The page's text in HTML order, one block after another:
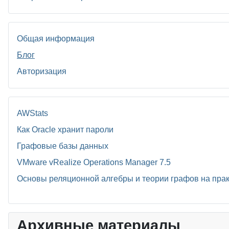
Общая информация
Блог
Авторизация
AWStats
Как Oracle хранит пароли
Графовые базы данных
VMware vRealize Operations Manager 7.5
Основы реляционной алгебры и теории графов на
Архивные материалы